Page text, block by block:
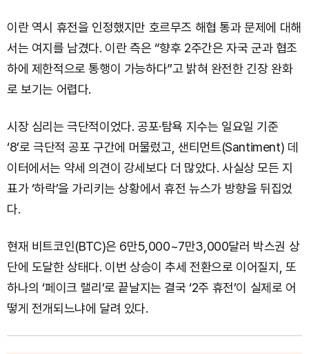
이란 역시 휴전을 인정했지만 호르무즈 해협 통과 문제에 대해
서는 여지를 남겼다. 이란 측은 “향후 2주간은 자국 군과 협조
하에 제한적으로 통행이 가능하다”고 밝혀 완전한 긴장 완화
로 보기는 어렵다.
시장 심리는 극단적이었다. 공포·탐욕 지수는 일요일 기준
‘8’로 극단적 공포 구간에 머물렀고, 샌티먼트(Santiment) 데
이터에서는 약세 의견이 강세보다 더 많았다. 사실상 모든 지
표가 ‘하락’을 가리키는 상황에서 휴전 뉴스가 방향을 뒤집었
다.
현재 비트코인(BTC)은 6만5,000~7만3,000달러 박스권 상
단에 도달한 상태다. 이번 상승이 추세 전환으로 이어질지, 또
하나의 ‘페이크 랠리’로 끝날지는 결국 ‘2주 휴전’이 실제로 어
떻게 전개되느냐에 달려 있다.